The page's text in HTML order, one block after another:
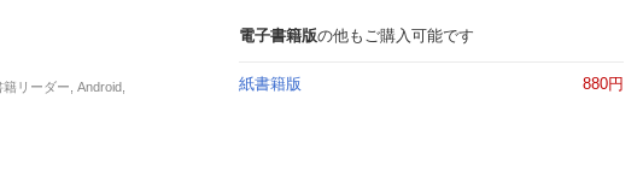
リーダー, Android,
電子書籍版の他もご購入可能です
紙書籍版 880円